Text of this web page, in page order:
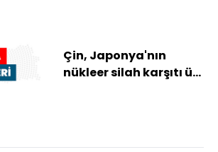
Çin, Japonya'nın
nükleer silah karşıtı üç